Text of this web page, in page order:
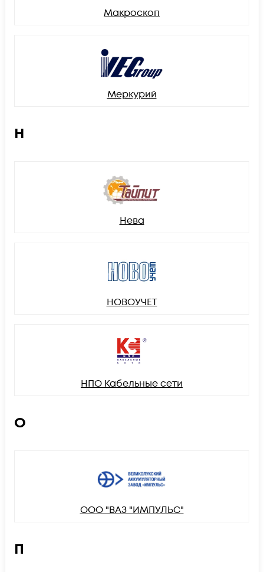
Макроскоп
Меркурий
Н
Нева
НОВОУЧЕТ
НПО Кабельные сети
О
ООО "ВАЗ "ИМПУЛЬС"
П